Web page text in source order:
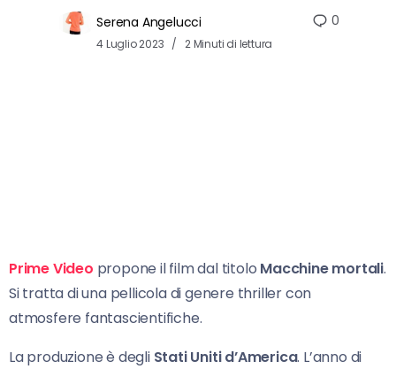
Serena Angelucci
4 Luglio 2023 2 Minuti di lettura
0
Prime Video propone il film dal titolo Macchine mortali.
Si tratta di una pellicola di genere thriller con
atmosfere fantascientifiche.
La produzione è degli Stati Uniti d’America. L’anno di